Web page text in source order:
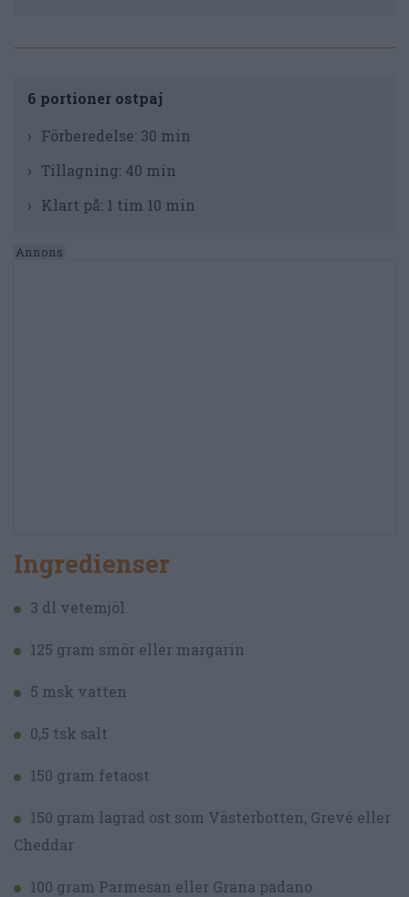
6 portioner ostpaj
Förberedelse: 30 min
Tillagning: 40 min
Klart på: 1 tim 10 min
Ingredienser
3 dl vetemjöl
125 gram smör eller margarin
5 msk vatten
0,5 tsk salt
150 gram fetaost
150 gram lagrad ost som Västerbotten, Grevé eller
Cheddar
100 gram Parmesan eller Grana padano